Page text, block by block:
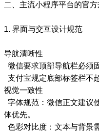
二、主流小程序平台的官
1. 界面与交互设计规范
导航清晰性
微信要求顶部导航栏必须
支付宝规定底部标签栏不
视觉一致性
字体规范：微信正文建议
体优先。
色彩对比度：文本与背景